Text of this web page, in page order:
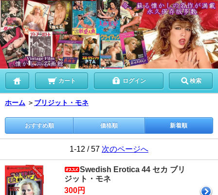
カート ログイン 検索
ホーム ＞ ブリジット・モネ
おすすめ順 価格順 新着順
1-12 / 57 次のページへ
Swedish Erotica 44 セカ ブリ
ジット・モネ
300円